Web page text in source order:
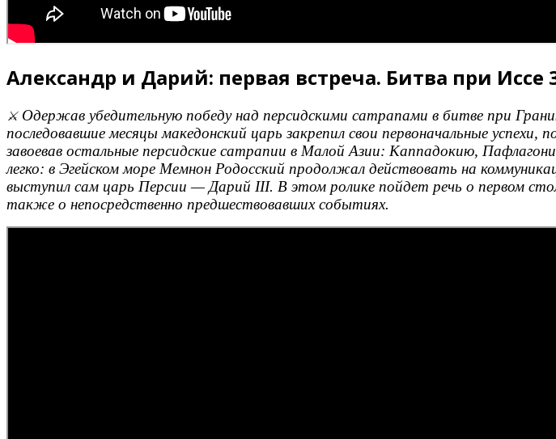
Александр и Дарий: первая встреча. Битва при
⚔️Одержав убедительную победу над персидскими сатрапами в битве при
последовавшие месяцы македонский царь закрепил свои первоначальные
завоевав остальные персидские сатрапии в Малой Азии: Каппадокию,
легко: в Эгейском море Мемнон Родосский продолжал действовать на
выступил сам царь Персии — Дарий III. В этом ролике пойдет речь о первом
также о непосредственно предшествовавших событиях.